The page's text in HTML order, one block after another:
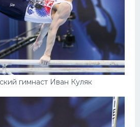
гимнаст Иван Куляк